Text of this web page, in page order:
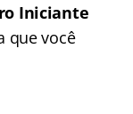
Iniciante
que você